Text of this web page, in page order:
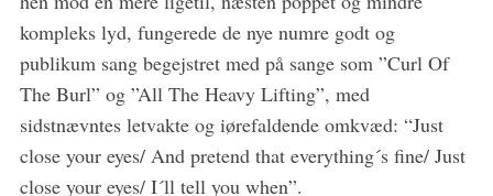
kompleks lyd, fungerede de nye numre godt og
publikum sang begejstret med på sange som ”Curl Of
The Burl” og ”All The Heavy Lifting”, med
sidstnævntes letvakte og iørefaldende omkvæd: “Just
close your eyes/ And pretend that everything´s fine/ Just
close your eyes/ I´ll tell you when”.